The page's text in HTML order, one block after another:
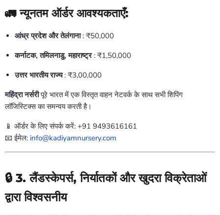
🚛 न्यूनतम ऑर्डर आवश्यकताएँ:
आंध्र प्रदेश और तेलंगाना: ₹50,000
कर्नाटक, तमिलनाडु, महाराष्ट्र: ₹1,50,000
उत्तर भारतीय राज्य: ₹3,00,000
महिंद्रा नर्सरीपूरे भारत में एक विस्तृत वाहन नेटवर्क के साथ सभी शिपिंग
लॉजिस्टिक्स का समन्वय करती है।
📱 ऑर्डर के लिए संपर्क करें: +91 9493616161
📧 ईमेल: info@kadiyamnursery.com
🔒 3. लैंडस्केपर्स, निर्यातकों और खुदरा विक्रेताओं
द्वारा विश्वसनीय